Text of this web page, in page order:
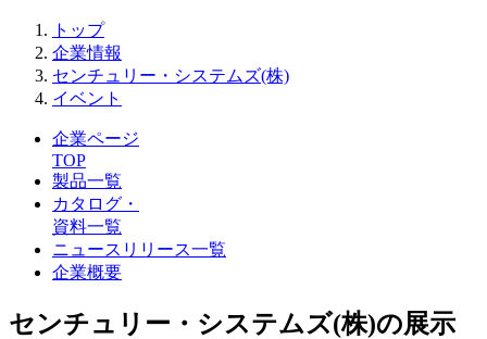
トップ
企業情報
センチュリー・システムズ(株)
イベント
企業ページ
TOP
製品一覧
カタログ・
資料一覧
ニュースリリース一覧
企業概要
センチュリー・システムズ(株)の展示